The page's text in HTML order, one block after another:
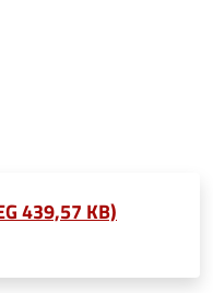
439,57 KB)